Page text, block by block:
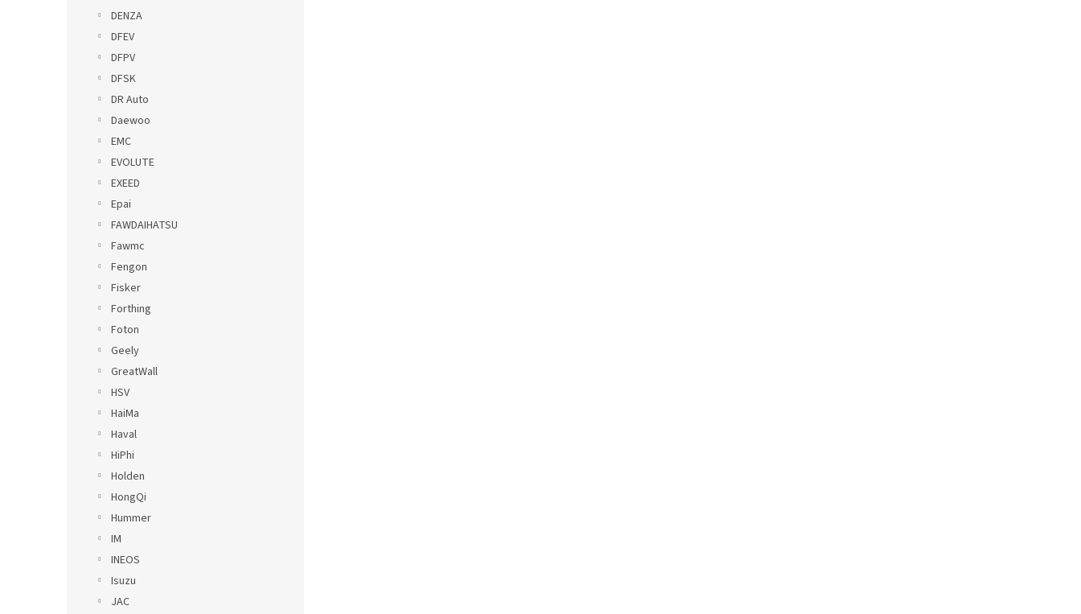
DENZA
DFEV
DFPV
DFSK
DR Auto
Daewoo
EMC
EVOLUTE
EXEED
Epai
FAWDAIHATSU
Fawmc
Fengon
Fisker
Forthing
Foton
Geely
GreatWall
HSV
HaiMa
Haval
HiPhi
Holden
HongQi
Hummer
IM
INEOS
Isuzu
JAC